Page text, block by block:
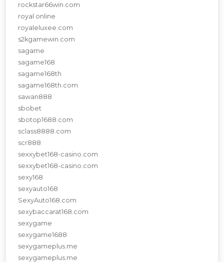
rockstar66win.com
royal online
royaleluxee.com
s2kgamewin.com
sagame
sagame168
sagame168th
sagame168th.com
sawan888
sbobet
sbotop1688.com
sclass8888.com
scr888
sexxybet168-casino.com
sexxybet168-casino.com
sexy168
sexyauto168
SexyAuto168.com
sexybaccarat168.com
sexygame
sexygame1688
sexygameplus.me
sexygameplus.me